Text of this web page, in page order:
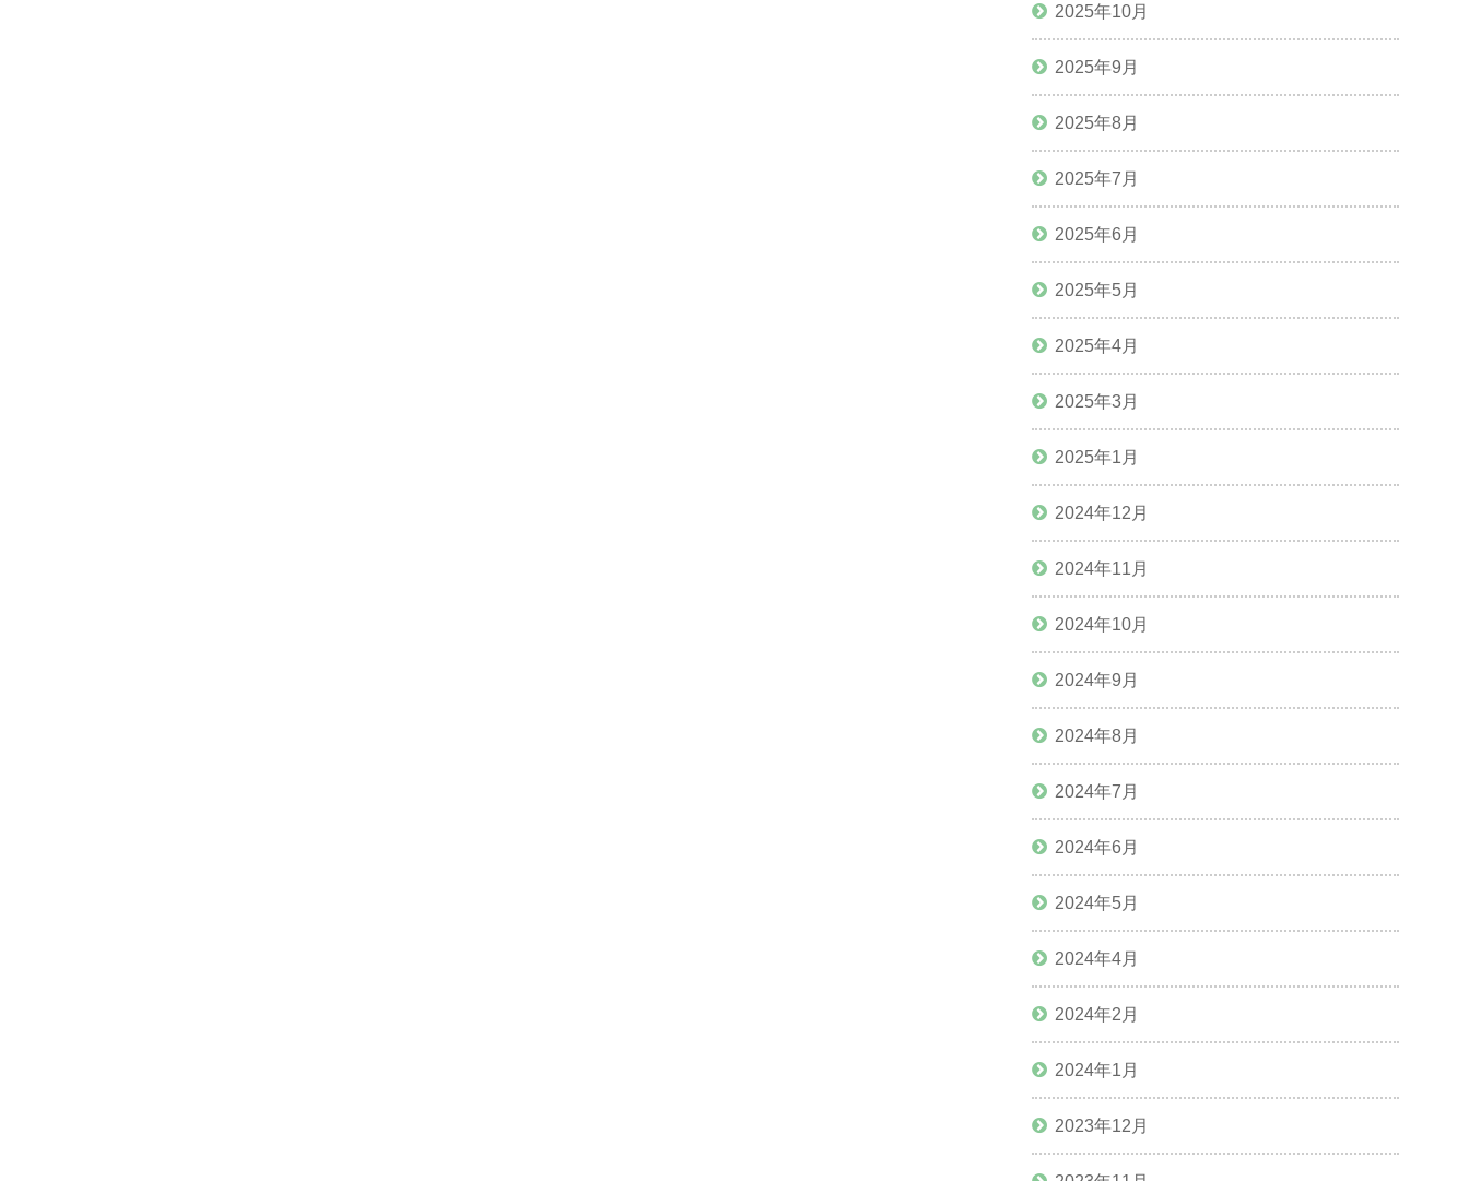
2025年10月
2025年9月
2025年8月
2025年7月
2025年6月
2025年5月
2025年4月
2025年3月
2025年1月
2024年12月
2024年11月
2024年10月
2024年9月
2024年8月
2024年7月
2024年6月
2024年5月
2024年4月
2024年2月
2024年1月
2023年12月